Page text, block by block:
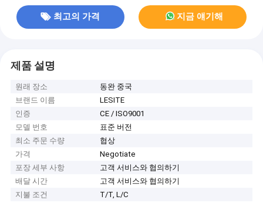
최고의 가격 지금 얘기해
제품 설명
원래 장소
동완 중국
브랜드 이름
LESITE
인증
CE / ISO9001
모델 번호
표준 버전
최소 주문 수량
협상
가격
Negotiate
포장 세부 사항
고객 서비스와 협의하기
배달 시간
고객 서비스와 협의하기
지불 조건
T/T, L/C